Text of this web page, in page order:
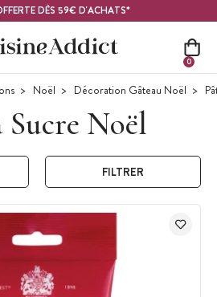
DÈS 59€ D'ACHATS*
0
Noël Décoration Gâteau Noël
Sucre Noël
FILTRER